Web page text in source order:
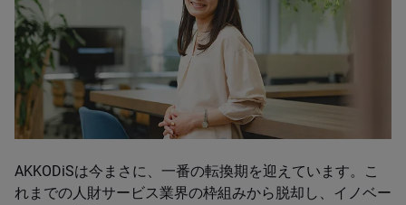
AKKODiSは今まさに、一番の転換期を迎えています。こ
れまでの人財サービス業界の枠組みから脱却し、イノベー